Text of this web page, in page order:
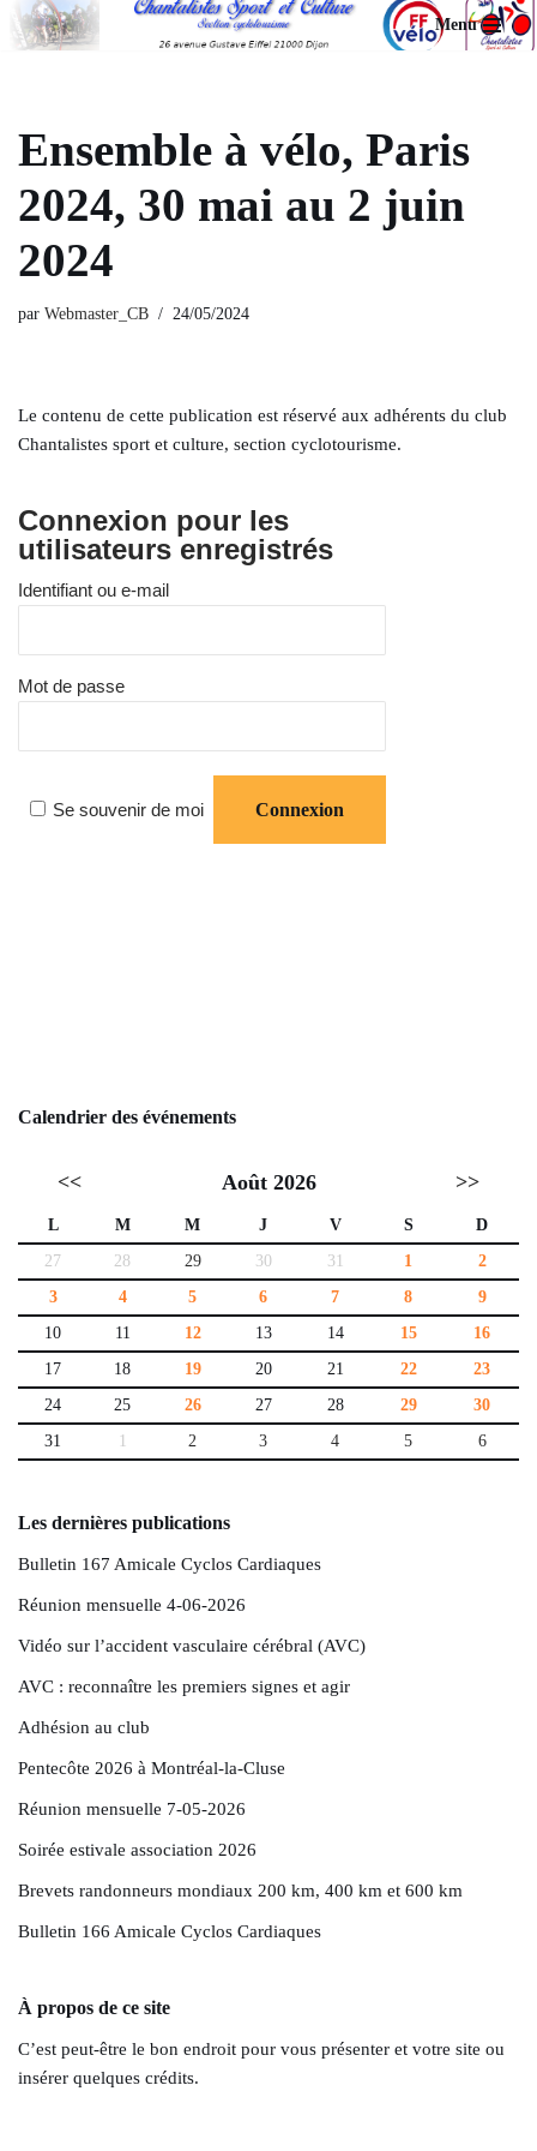
Menu
Ensemble à vélo, Paris
2024, 30 mai au 2 juin
2024
par Webmaster_CB 24/05/2024
Le contenu de cette publication est réservé aux adhérents du club
Chantalistes sport et culture, section cyclotourisme.
Connexion pour les
utilisateurs enregistrés
Identifiant ou e-mail
Mot de passe
Se souvenir de moi
Calendrier des événements
<< Août 2026 >>
L M M J V S
D
27
28 29 30 31 1
2
3
4 5 6 7 8
9
10
11 12 13 14 15
16
17
18 19 20 21 22
23
24
25 26 27 28 29
30
31
1 2 3 4 5 6
Les dernières publications
Bulletin 167 Amicale Cyclos Cardiaques
Réunion mensuelle 4-06-2026
Vidéo sur l’accident vasculaire cérébral (AVC)
AVC : reconnaître les premiers signes et agir
Adhésion au club
Pentecôte 2026 à Montréal-la-Cluse
Réunion mensuelle 7-05-2026
Soirée estivale association 2026
Brevets randonneurs mondiaux 200 km, 400 km et 600 km
Bulletin 166 Amicale Cyclos Cardiaques
À propos de ce site
C’est peut-être le bon endroit pour vous présenter et votre site ou
insérer quelques crédits.